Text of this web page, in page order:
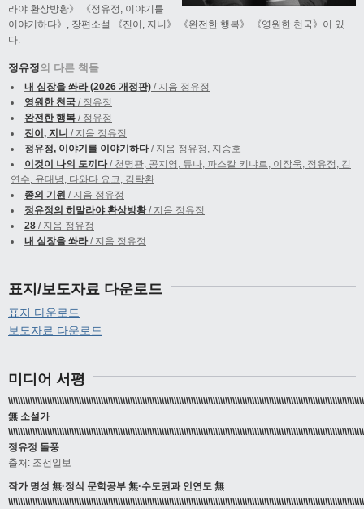
라야 환상방황》 《정유정, 이야기를
이야기하다》, 장편소설 《진이, 지니》 《완전한 행복》 《영원한 천국》이 있
다.
정유정의 다른 책들
내 심장을 쏴라 (2026 개정판) / 지음 정유정
영원한 천국 / 정유정
완전한 행복 / 정유정
진이, 지니 / 지음 정유정
정유정, 이야기를 이야기하다/ 지음 정유정, 지승호
이것이 나의 도끼다/ 천명관, 공지영, 듀나, 파스칼 키냐르, 이장욱, 정유정, 김
연수, 윤대녕, 다와다 요코, 김탁환
종의 기원 / 지음 정유정
정유정의 히말라야 환상방황/ 지음 정유정
28 / 지음 정유정
내 심장을 쏴라/ 지음 정유정
표지/보도자료 다운로드
표지 다운로드
보도자료 다운로드
미디어 서평
無 소설가
정유정 돌풍
출처: 조선일보
작가 명성 無·정식 문학공부 無·수도권과 인연도 無